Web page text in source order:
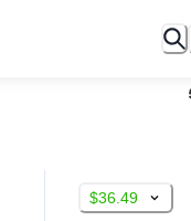
$36.49